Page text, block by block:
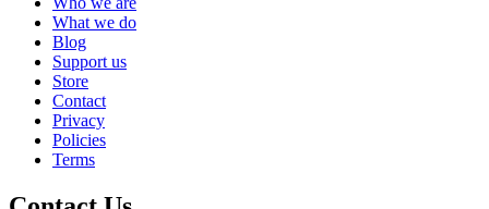
What we do
Blog
Support us
Store
Contact
Privacy
Policies
Terms